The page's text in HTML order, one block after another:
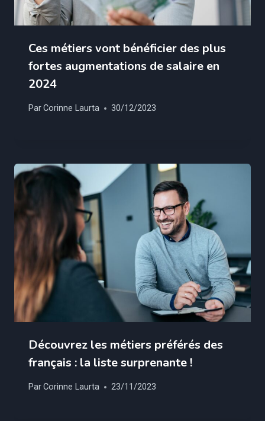
Ces métiers vont bénéficier des plus
fortes augmentations de salaire en
2024
ParCorinne Laurta 30/12/2023
Découvrez les métiers préférés des
français : la liste surprenante !
ParCorinne Laurta 23/11/2023